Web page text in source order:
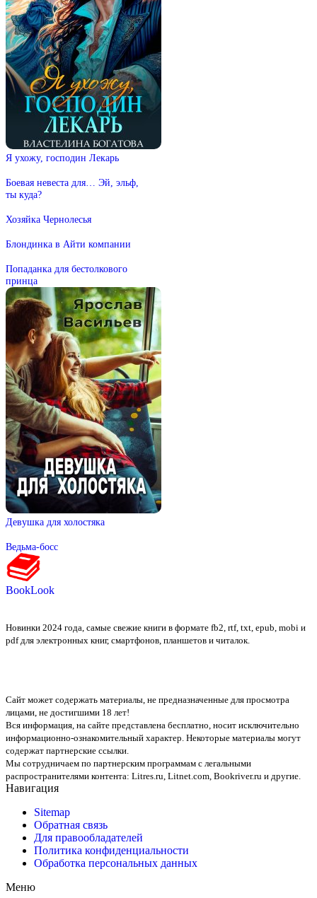
Я ухожу, господин Лекарь
Боевая невеста для… Эй, эльф,
ты куда?
Хозяйка Чернолесья
Блондинка в Айти компании
Попаданка для бестолкового
принца
Девушка для холостяка
Ведьма-босс
BookLook
Новинки 2024 года, самые свежие книги в формате fb2, rtf, txt, epub, mobi и
pdf для электронных книг, смартфонов, планшетов и читалок.
Сайт может содержать материалы, не предназначенные для просмотра
лицами, не достигшими 18 лет!
Вся информация, на сайте представлена бесплатно, носит исключительно
информационно-ознакомительный характер. Некоторые материалы могут
содержат партнерские ссылки.
Мы сотрудничаем по партнерским программам с легальными
распространителями контента: Litres.ru, Litnet.com, Bookriver.ru и другие.
Навигация
Sitemap
Обратная связь
Для правообладателей
Политика конфиденциальности
Обработка персональных данных
Меню